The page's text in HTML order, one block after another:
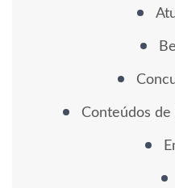
Conteúdos